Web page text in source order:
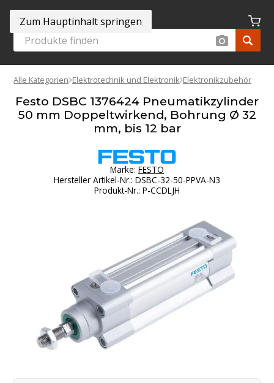
Zum Hauptinhalt springen
Alle Kategorien Elektrotechnik und Elektronik Elektronikzubehör
Festo DSBC 1376424 Pneumatikzylinder
50 mm Doppeltwirkend, Bohrung Ø 32
mm, bis 12 bar
Marke: FESTO
Hersteller Artikel-Nr.: DSBC-32-50-PPVA-N3
Produkt-Nr.: P-CCDLJH